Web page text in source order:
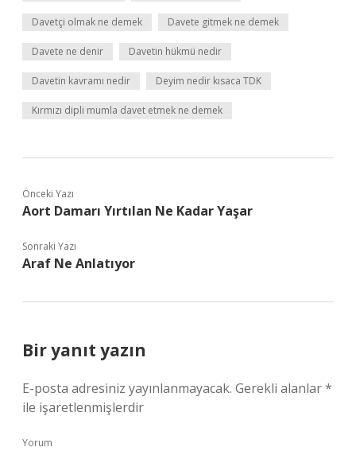
Davetçi olmak ne demek Davete gitmek ne demek
Davete ne denir Davetin hükmü nedir
Davetin kavramı nedir Deyim nedir kısaca TDK
Kırmızı dipli mumla davet etmek ne demek
Önceki Yazı
Aort Damarı Yırtılan Ne Kadar Yaşar
Sonraki Yazı
Araf Ne Anlatıyor
Bir yanıt yazın
E-posta adresiniz yayınlanmayacak. Gerekli alanlar*
ile işaretlenmişlerdir
Yorum